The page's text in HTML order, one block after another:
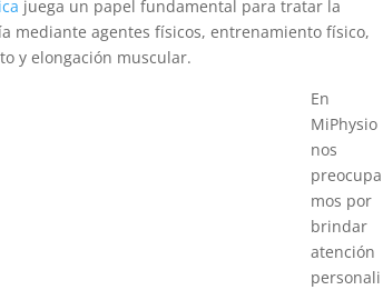
juega un papel fundamental para tratar la
mediante agentes físicos, entrenamiento físico,
y elongación muscular.
En
MiPhysio
nos
preocupa
mos por
brindar
atención
personali